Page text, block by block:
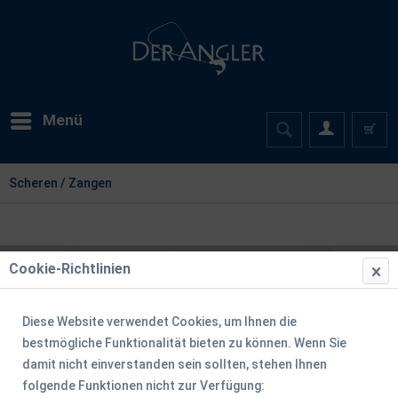
Menü
Scheren / Zangen
Cookie-Richtlinien
Diese Website verwendet Cookies, um Ihnen die
bestmögliche Funktionalität bieten zu können. Wenn Sie
damit nicht einverstanden sein sollten, stehen Ihnen
folgende Funktionen nicht zur Verfügung: